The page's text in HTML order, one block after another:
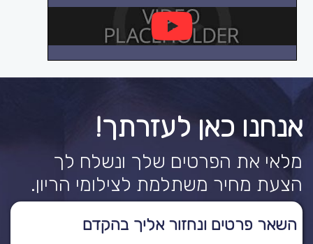
אנחנו כאן לעזרתך!
מלאי את הפרטים שלך ונשלח לך
הצעת מחיר משתלמת לצילומי הריון.
השאר פרטים ונחזור אליך בהקדם